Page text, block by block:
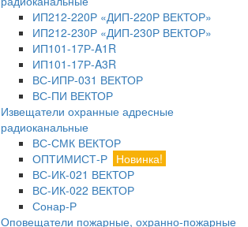
ИП212-220Р «ДИП-220Р ВЕКТОР»
ИП212-230Р «ДИП-230Р ВЕКТОР»
ИП101-17Р-A1R
ИП101-17Р-A3R
ВС-ИПР-031 ВЕКТОР
ВС-ПИ ВЕКТОР
Извещатели охранные адресные
радиоканальные
ВС-СМК ВЕКТОР
ОПТИМИСТ-Р Новинка!
ВС-ИК-021 ВЕКТОР
ВС-ИК-022 ВЕКТОР
Сонар-Р
Оповещатели пожарные, охранно-пожарные